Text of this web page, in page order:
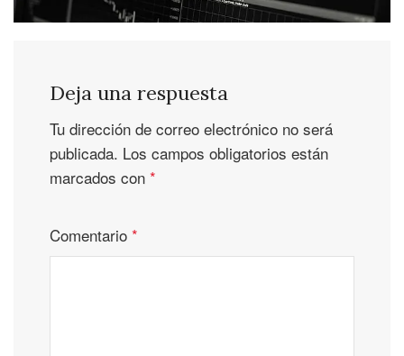
Deja una respuesta
Tu dirección de correo electrónico no será
publicada. Los campos obligatorios están
marcados con *
Comentario *